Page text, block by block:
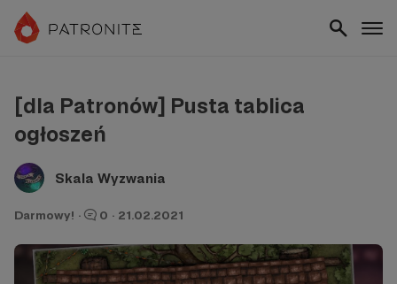
[dla Patronów] Pusta tablica
ogłoszeń
Skala Wyzwania
Darmowy! · 0 · 21.02.2021